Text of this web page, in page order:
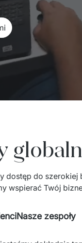
dostęp do szerokiej
wspierać Twój
Nasze zespoły